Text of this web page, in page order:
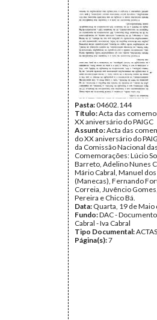
Pasta:04602.144
Título:Acta das
XX aniversário do PAIGC
Assunto:Acta das
do XX aniversário do
da Comissão Nacional
Comemorações: Lúcio
Barreto, Adelino Nunes
Mário Cabral, Manuel
(Manecas), Fernando
Correia, Juvêncio
Pereira e Chico Bá.
Data: Quarta, 19 de Maio
Fundo:DAC -
Cabral - Iva Cabral
Tipo Documental:ACTAS
Página(s):7